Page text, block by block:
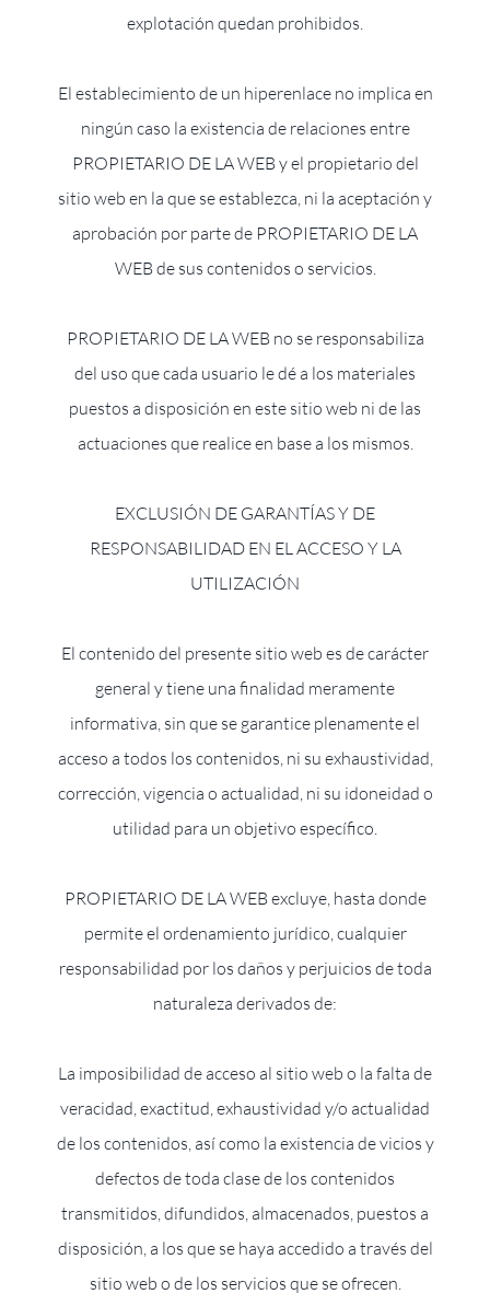
explotación quedan prohibidos.
El establecimiento de un hiperenlace no implica en
ningún caso la existencia de relaciones entre
PROPIETARIO DE LA WEB y el propietario del
sitio web en la que se establezca, ni la aceptación y
aprobación por parte de PROPIETARIO DE LA
WEB de sus contenidos o servicios.
PROPIETARIO DE LA WEB no se responsabiliza
del uso que cada usuario le dé a los materiales
puestos a disposición en este sitio web ni de las
actuaciones que realice en base a los mismos.
EXCLUSIÓN DE GARANTÍAS Y DE
RESPONSABILIDAD EN EL ACCESO Y LA
UTILIZACIÓN
El contenido del presente sitio web es de carácter
general y tiene una finalidad meramente
informativa, sin que se garantice plenamente el
acceso a todos los contenidos, ni su exhaustividad,
corrección, vigencia o actualidad, ni su idoneidad o
utilidad para un objetivo específico.
PROPIETARIO DE LA WEB excluye, hasta donde
permite el ordenamiento jurídico, cualquier
responsabilidad por los daños y perjuicios de toda
naturaleza derivados de:
La imposibilidad de acceso al sitio web o la falta de
veracidad, exactitud, exhaustividad y/o actualidad
de los contenidos, así como la existencia de vicios y
defectos de toda clase de los contenidos
transmitidos, difundidos, almacenados, puestos a
disposición, a los que se haya accedido a través del
sitio web o de los servicios que se ofrecen.